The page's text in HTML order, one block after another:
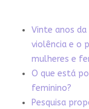
Vinte anos da
violência e o
mulheres e
O que está
feminino?
Pesquisa